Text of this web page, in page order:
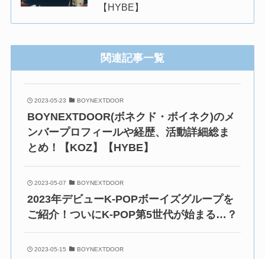
【HYBE】
関連記事一覧
2023-05-23 BOYNEXTDOOR
BOYNEXTDOOR(ボネクド・ボイネク)のメ
ンバープロフィールや経歴、活動詳細総ま
とめ！【KOZ】【HYBE】
2023-05-07 BOYNEXTDOOR
2023年デビューK-POPボーイズグループを
ご紹介！ついにK-POP第5世代が始まる…？
2023-05-15 BOYNEXTDOOR